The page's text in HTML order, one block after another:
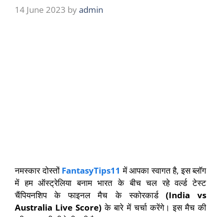
14 June 2023 byadmin
नमस्कार दोस्तों FantasyTips11 में आपका स्वागत है, इस ब्लॉग
में हम ऑस्ट्रेलिया बनाम भारत के बीच चल रहे वर्ल्ड टेस्ट
चैंपियनशिप के फाइनल मैच के स्कोरकार्ड (India vs
Australia Live Score) के बारे में चर्चा करेंगे। इस मैच की